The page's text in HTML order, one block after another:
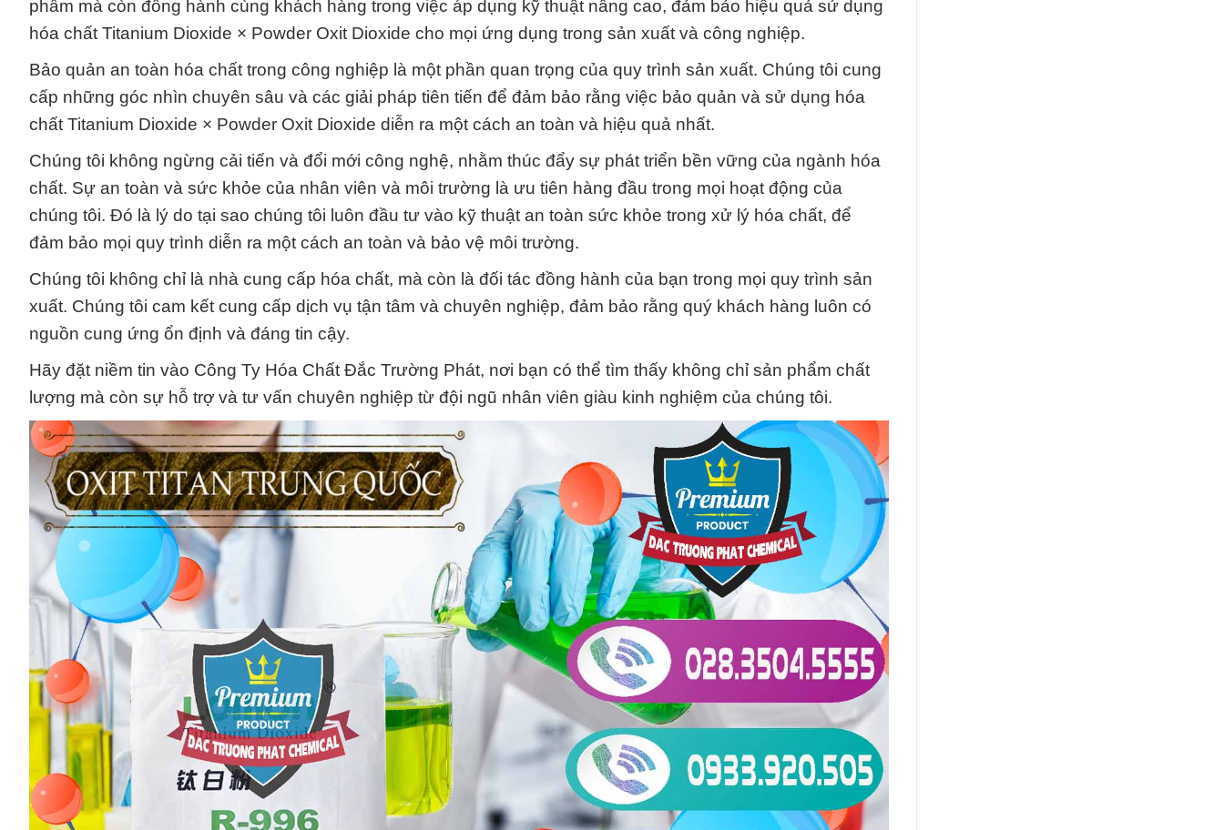
phẩm mà còn đồng hành cùng khách hàng trong việc áp dụng kỹ thuật nâng cao, đảm bảo hiệu quả sử dụng
hóa chất Titanium Dioxide × Powder Oxit Dioxide cho mọi ứng dụng trong sản xuất và công nghiệp.
Bảo quản an toàn hóa chất trong công nghiệp là một phần quan trọng của quy trình sản xuất. Chúng tôi cung
cấp những góc nhìn chuyên sâu và các giải pháp tiên tiến để đảm bảo rằng việc bảo quản và sử dụng hóa
chất Titanium Dioxide × Powder Oxit Dioxide diễn ra một cách an toàn và hiệu quả nhất.
Chúng tôi không ngừng cải tiến và đổi mới công nghệ, nhằm thúc đẩy sự phát triển bền vững của ngành hóa
chất. Sự an toàn và sức khỏe của nhân viên và môi trường là ưu tiên hàng đầu trong mọi hoạt động của
chúng tôi. Đó là lý do tại sao chúng tôi luôn đầu tư vào kỹ thuật an toàn sức khỏe trong xử lý hóa chất, để
đảm bảo mọi quy trình diễn ra một cách an toàn và bảo vệ môi trường.
Chúng tôi không chỉ là nhà cung cấp hóa chất, mà còn là đối tác đồng hành của bạn trong mọi quy trình sản
xuất. Chúng tôi cam kết cung cấp dịch vụ tận tâm và chuyên nghiệp, đảm bảo rằng quý khách hàng luôn có
nguồn cung ứng ổn định và đáng tin cậy.
Hãy đặt niềm tin vào Công Ty Hóa Chất Đắc Trường Phát, nơi bạn có thể tìm thấy không chỉ sản phẩm chất
lượng mà còn sự hỗ trợ và tư vấn chuyên nghiệp từ đội ngũ nhân viên giàu kinh nghiệm của chúng tôi.